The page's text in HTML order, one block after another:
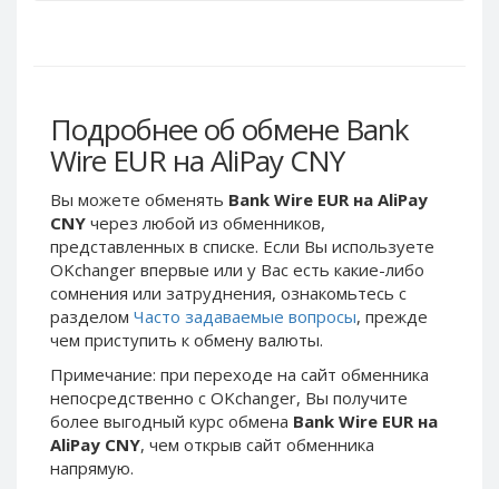
Подробнее об обмене Bank
Wire EUR на AliPay CNY
Вы можете обменять Bank Wire EUR на AliPay
CNY через любой из обменников,
представленных в списке. Если Вы используете
OKchanger впервые или у Вас есть какие-либо
сомнения или затруднения, ознакомьтесь с
разделом Часто задаваемые вопросы, прежде
чем приступить к обмену валюты.
Примечание: при переходе на сайт обменника
непосредственно c OKchanger, Вы получите
более выгодный курс обмена Bank Wire EUR на
AliPay CNY, чем открыв сайт обменника
напрямую.
Webmoney WMG
Webmoney WMX
Skril USD
Skril EUR
Skril INR
Skril PLN
Skril GBP
Skril AUD
Skril NOK
Skril SEK
Paxum USD
Webmoney WMG
Webmoney WMX
Skril EUR
Skril INR
Skril PLN
Skril AUD
Skril NOK
Skril SEK